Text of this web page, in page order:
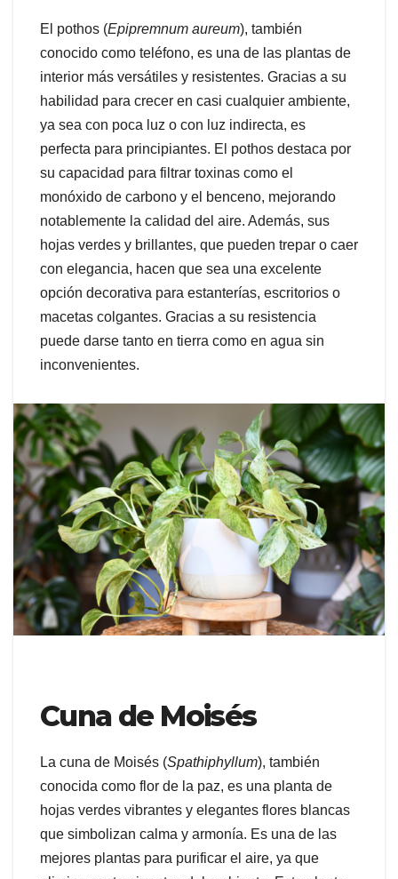
El pothos (Epipremnum aureum), también
conocido como teléfono, es una de las plantas de
interior más versátiles y resistentes. Gracias a su
habilidad para crecer en casi cualquier ambiente,
ya sea con poca luz o con luz indirecta, es
perfecta para principiantes. El pothos destaca por
su capacidad para filtrar toxinas como el
monóxido de carbono y el benceno, mejorando
notablemente la calidad del aire. Además, sus
hojas verdes y brillantes, que pueden trepar o caer
con elegancia, hacen que sea una excelente
opción decorativa para estanterías, escritorios o
macetas colgantes. Gracias a su resistencia
puede darse tanto en tierra como en agua sin
inconvenientes.
Cuna de Moisés
La cuna de Moisés (Spathiphyllum), también
conocida como flor de la paz, es una planta de
hojas verdes vibrantes y elegantes flores blancas
que simbolizan calma y armonía. Es una de las
mejores plantas para purificar el aire, ya que